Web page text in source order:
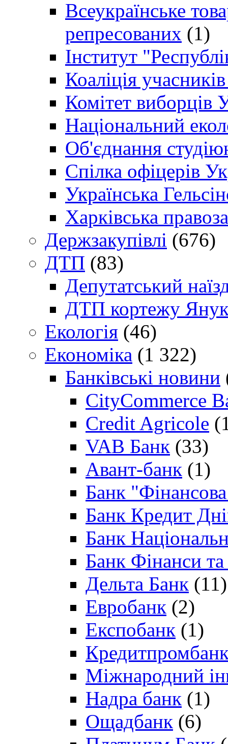
Всеукраїнське
репресованих (1)
Інститут
Коаліція
Комітет виборців
Національний
Об'єднання
Спілка офіцерів
Українська
Харківська
Держзакупівлі (676)
ДТП (83)
Депутатський
ДТП кортежу
Екологія (46)
Економіка (1 322)
Банківські новини
CityCommerce
Credit Agricole
VAB Банк (33)
Авант-банк (1)
Банк "Фінансова
Банк Кредит
Банк
Банк Фінанси
Дельта Банк (11)
Евробанк (2)
Експобанк (1)
Міжнародний
Надра банк (1)
Ощадбанк (6)